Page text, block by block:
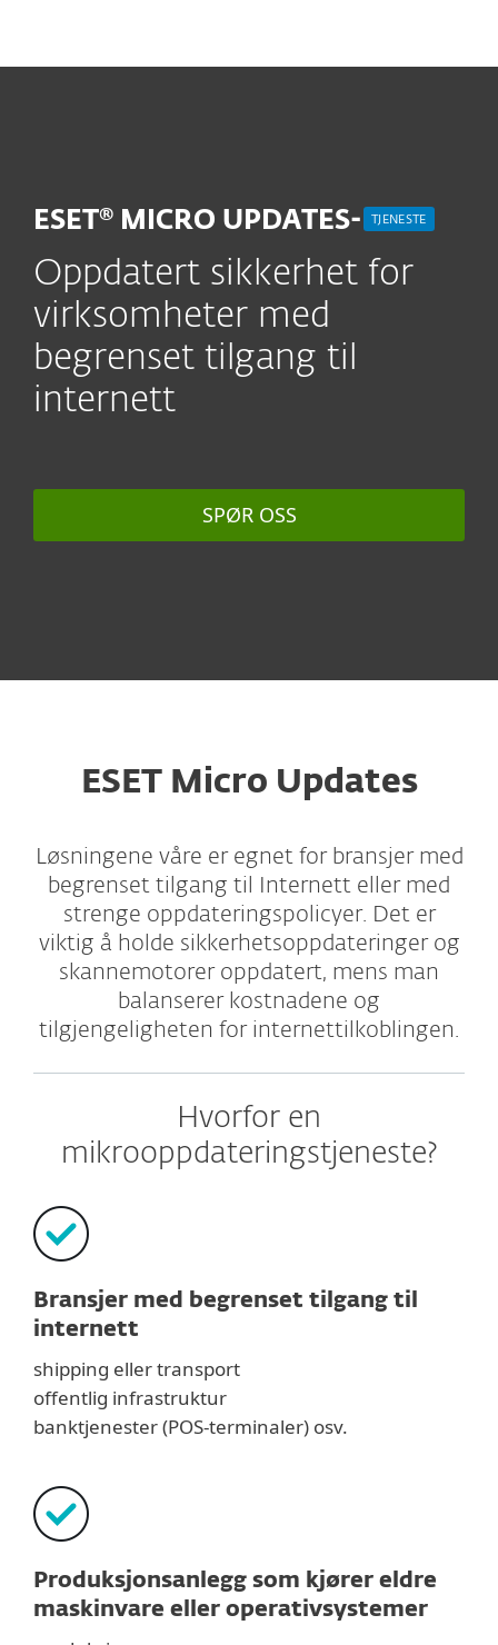
ESET® MICRO UPDATES- TJENESTE
Oppdatert sikkerhet for
virksomheter med
begrenset tilgang til
internett
SPØR OSS
ESET Micro Updates
Løsningene våre er egnet for bransjer med
begrenset tilgang til Internett eller med
strenge oppdateringspolicyer. Det er
viktig å holde sikkerhetsoppdateringer og
skannemotorer oppdatert, mens man
balanserer kostnadene og
tilgjengeligheten for internettilkoblingen.
Hvorfor en
mikrooppdateringstjeneste?
Bransjer med begrenset tilgang til
internett
shipping eller transport
offentlig infrastruktur
banktjenester (POS-terminaler) osv.
Produksjonsanlegg som kjører eldre
maskinvare eller operativsystemer